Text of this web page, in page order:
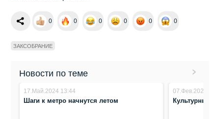
0 0 0 0 0 0
ЗАКСОБРАНИЕ
Новости по теме
17.Май.2024 13:44
Шаги к метро начнутся летом
07.Фев.2024
Культурный